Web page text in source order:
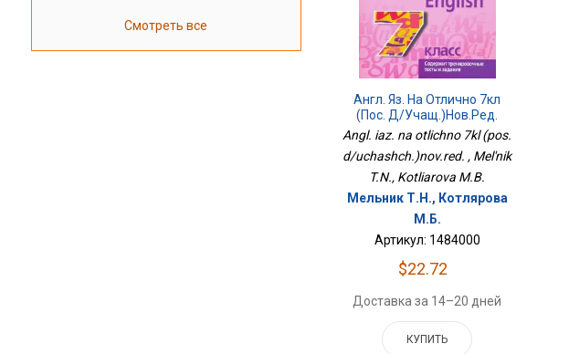
Смотреть все
Англ. Яз. На Отлично 7кл
(пос. Д/учащ.)нов.ред.
Angl. iaz. na otlichno 7kl (pos.
d/uchashch.)nov.red. , Mel'nik
T.N., Kotliarova M.B.
Мельник Т.Н., Котлярова
М.Б.
Артикул: 1484000
$22.72
Доставка за 14–20 дней
КУПИТЬ